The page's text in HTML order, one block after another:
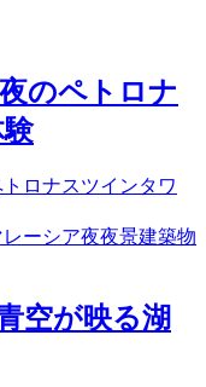
のペトロナ
レーシア夜夜景建築物
空が映る湖